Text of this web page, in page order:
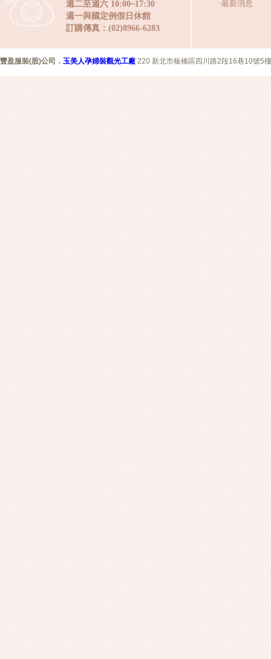
週二至週六 10:00~17:30
週一與國定例假日休館
訂購傳真：(02)8966-6283
‧最新消息
豐盈服裝(股)公司 ． 玉美人孕婦裝觀光工廠 220 新北市板橋區四川路2段16巷10號